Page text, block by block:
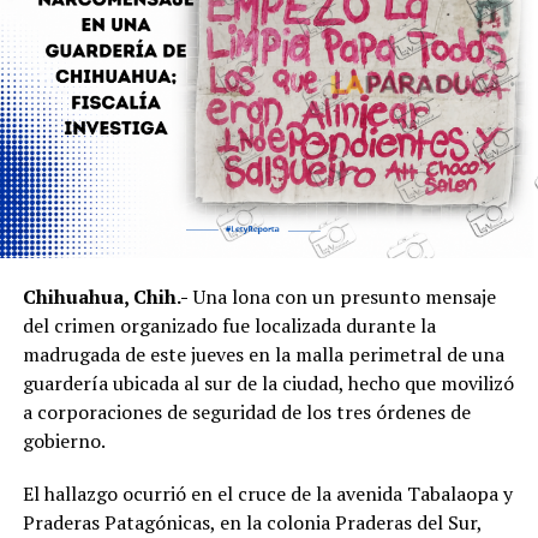
Chihuahua, Chih.-Una lona con un presunto mensaje
del crimen organizado fue localizada durante la
madrugada de este jueves en la malla perimetral de una
guardería ubicada al sur de la ciudad, hecho que movilizó
a corporaciones de seguridad de los tres órdenes de
gobierno.
El hallazgo ocurrió en el cruce de la avenida Tabalaopa y
Praderas Patagónicas, en la colonia Praderas del Sur,